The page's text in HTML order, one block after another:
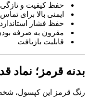
حفظ کیفیت و تازگی
ایمنی بالا برای
حفظ فشار
مقرون به صرفه
قابلیت بازیافت
بدنه قرمز؛ نماد
رنگ قرمز این کپسول،